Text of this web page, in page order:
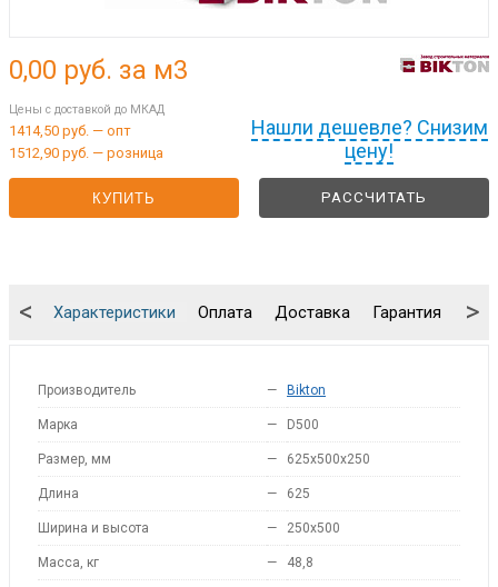
Нашли дешевле? Снизим
цену!
0,00 руб. за м3
Цены с доставкой до МКАД
1414,50 руб. — опт
1512,90 руб. — розница
КУПИТЬ РАССЧИТАТЬ
Характеристики Оплата Доставка Гарантия
< >
Производитель — Bikton
Марка — D500
Размер, мм — 625x500x250
Длина — 625
Ширина и высота — 250x500
Масса, кг — 48,8